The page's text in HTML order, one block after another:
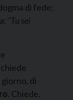
di fede;
“Tu sei
di
. Chiede,